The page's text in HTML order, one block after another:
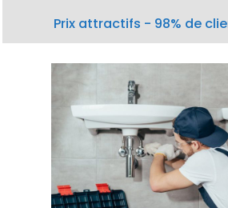
Prix attractifs - 98% de